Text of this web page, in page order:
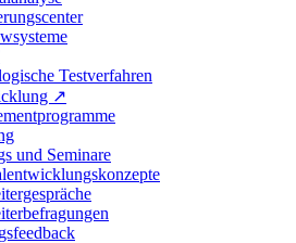
Testverfahren
↗
und Seminare